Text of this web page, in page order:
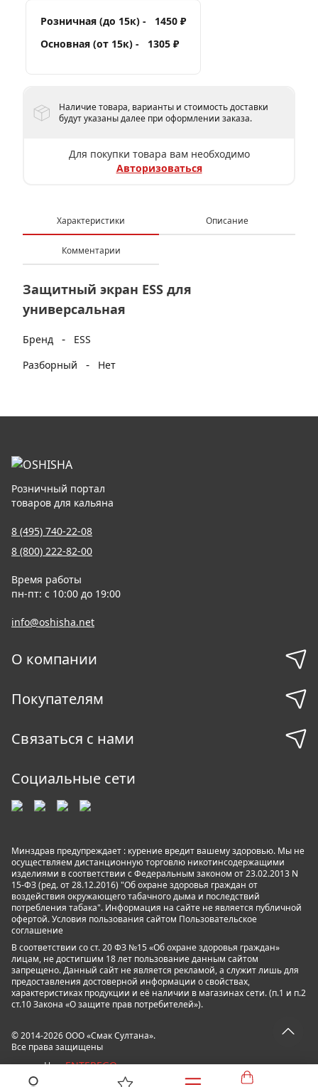
Розничная (до 15к) -
1450 ₽
Основная (от 15к) -
1305 ₽
Наличие товара, варианты и стоимость доставки
будут указаны далее при оформлении заказа.
Для покупки товара вам необходимо
Авторизоваться
Характеристики Описание
Комментарии
Защитный экран ESS для
универсальная
Бренд -
ESS
Разборный
- Нет
Розничный портал
товаров для кальяна
8 (495) 740-22-08
8 (800) 222-82-00
Время работы
пн-пт: с 10:00 до 19:00
info@oshisha.net
О компании
Покупателям
Связаться с нами
Социальные сети
Минздрав предупреждает : курение вредит вашему здоровью. Мы не
осуществляем дистанционную торговлю никотинсодержащими
изделиями в соответствии с Федеральным законом от 23.02.2013 N
15-ФЗ (ред. от 28.12.2016) "Об охране здоровья граждан от
воздействия окружающего табачного дыма и последствий
потребления табака". Информация на сайте не является публичной
офертой. Условия пользования сайтом Пользовательское
соглашение
В соответствии со ст. 20 ФЗ №15 «Об охране здоровья граждан»
лицам, не достигшим 18 лет пользование данным сайтом
запрещено. Данный сайт не является рекламой, а служит лишь для
предоставления достоверной информации о свойствах,
характеристиках продукции и её наличии в магазинах сети. (п.1 и п.2
ст.10 Закона «О защите прав потребителей»).
© 2014-2026 ООО «Смак Султана».
Все права защищены
powered by ENTEREGO